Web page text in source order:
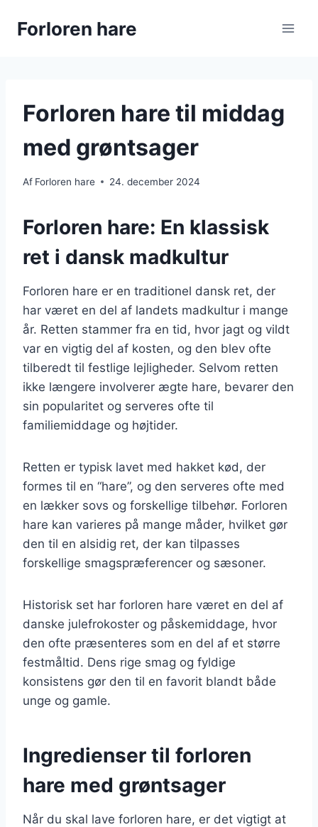
Forloren hare
Forloren hare til middag
med grøntsager
Af Forloren hare 24. december 2024
Forloren hare: En klassisk
ret i dansk madkultur
Forloren hare er en traditionel dansk ret, der
har været en del af landets madkultur i mange
år. Retten stammer fra en tid, hvor jagt og vildt
var en vigtig del af kosten, og den blev ofte
tilberedt til festlige lejligheder. Selvom retten
ikke længere involverer ægte hare, bevarer den
sin popularitet og serveres ofte til
familiemiddage og højtider.
Retten er typisk lavet med hakket kød, der
formes til en “hare”, og den serveres ofte med
en lækker sovs og forskellige tilbehør. Forloren
hare kan varieres på mange måder, hvilket gør
den til en alsidig ret, der kan tilpasses
forskellige smagspræferencer og sæsoner.
Historisk set har forloren hare været en del af
danske julefrokoster og påskemiddage, hvor
den ofte præsenteres som en del af et større
festmåltid. Dens rige smag og fyldige
konsistens gør den til en favorit blandt både
unge og gamle.
Ingredienser til forloren
hare med grøntsager
Når du skal lave forloren hare, er det vigtigt at